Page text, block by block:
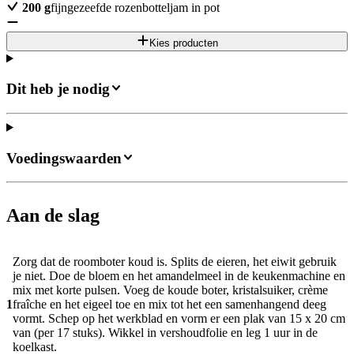
200 gfijngezeefde rozenbotteljam in pot
Kies producten
Dit heb je nodig
Aan de slag
1
Zorg dat de roomboter koud is. Splits de eieren, het eiwit gebruik
je niet. Doe de bloem en het amandelmeel in de keukenmachine en
mix met korte pulsen. Voeg de koude boter, kristalsuiker, crème
fraîche en het eigeel toe en mix tot het een samenhangend deeg
vormt. Schep op het werkblad en vorm er een plak van 15 x 20 cm
van (per 17 stuks). Wikkel in vershoudfolie en leg 1 uur in de
koelkast.
Voedingswaarden